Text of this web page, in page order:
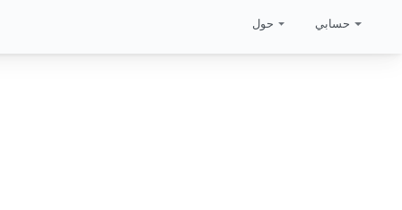
حول حسابي